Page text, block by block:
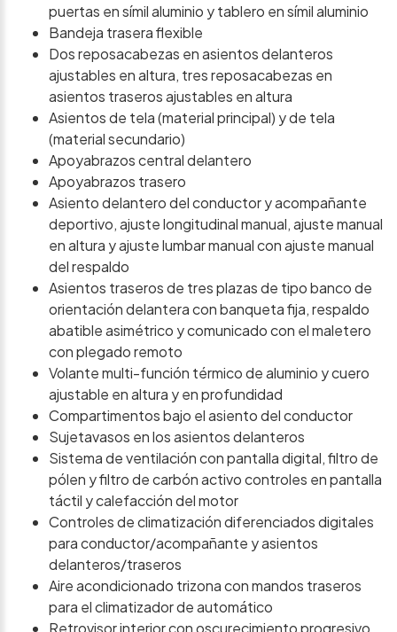
puertas en símil aluminio y tablero en símil aluminio
Bandeja trasera flexible
Dos reposacabezas en asientos delanteros
ajustables en altura, tres reposacabezas en
asientos traseros ajustables en altura
Asientos de tela (material principal) y de tela
(material secundario)
Apoyabrazos central delantero
Apoyabrazos trasero
Asiento delantero del conductor y acompañante
deportivo, ajuste longitudinal manual, ajuste manual
en altura y ajuste lumbar manual con ajuste manual
del respaldo
Asientos traseros de tres plazas de tipo banco de
orientación delantera con banqueta fija, respaldo
abatible asimétrico y comunicado con el maletero
con plegado remoto
Volante multi-función térmico de aluminio y cuero
ajustable en altura y en profundidad
Compartimentos bajo el asiento del conductor
Sujetavasos en los asientos delanteros
Sistema de ventilación con pantalla digital, filtro de
pólen y filtro de carbón activo controles en pantalla
táctil y calefacción del motor
Controles de climatización diferenciados digitales
para conductor/acompañante y asientos
delanteros/traseros
Aire acondicionado trizona con mandos traseros
para el climatizador de automático
Retrovisor interior con oscurecimiento progresivo